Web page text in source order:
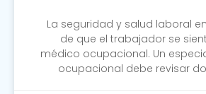
La seguridad y salud laboral
de que el trabajador se
médico ocupacional. Un
ocupacional debe revisar